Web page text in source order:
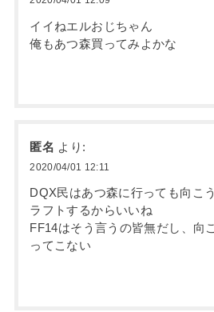
イイねエルおじちゃん
俺もあつ森買ってみよかな
匿名 より:
2020/04/01 12:11
DQX民はあつ森に行っても向こ
ラフトするからいいね
FF14はそう言うの皆無だし、向
ってこない